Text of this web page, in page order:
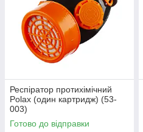
Респіратор протихімічний
Polax (один картридж) (53-
003)
Готово до відправки